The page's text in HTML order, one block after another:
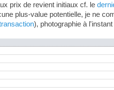
prix de revient initiaux cf. le
plus-value potentielle, je ne
), photographie à